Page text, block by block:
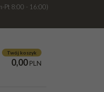
Pt 8:00 - 16:00)
Twój koszyk
0,00 PLN